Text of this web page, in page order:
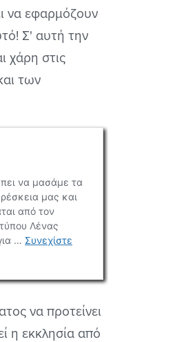
να εφαρμόζουν
Σ' αυτή την
χάρη στις
των
να προτείνει
η εκκλησία από